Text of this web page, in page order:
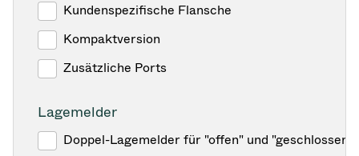
Kundenspezifische Flansche
Kompaktversion
Zusätzliche Ports
Lagemelder
Doppel-Lagemelder für "offen" und "geschlossen"